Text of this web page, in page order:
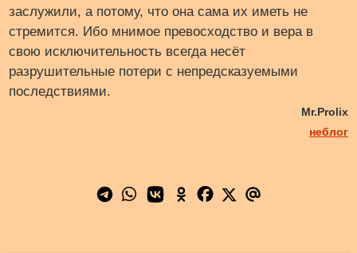
заслужили, а потому, что она сама их иметь не
стремится. Ибо мнимое превосходство и вера в
свою исключительность всегда несёт
разрушительные потери с непредсказуемыми
последствиями.
Mr.Prolix
неблог